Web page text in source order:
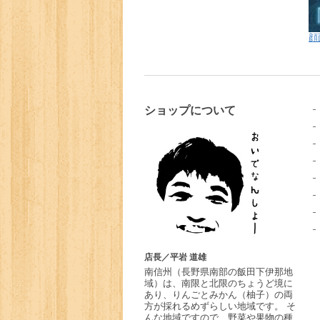
ショップについて
店長／平岩 道雄
南信州
（長野県南部の飯田下伊那地
域）は、南限と北限のちょうど境に
あり、りんごとみかん（柚子）の両
方が採れるめずらしい地域です。 そ
んな地域ですので、野菜や果物の種